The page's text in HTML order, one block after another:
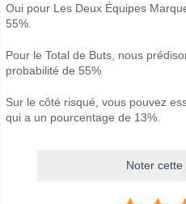
Oui pour Les Deux Équipes
55%.
Pour le Total de Buts, nous
probabilité de 55%
Sur le côté risqué, vous pouvez
qui a un pourcentage de 13%.
Noter cette